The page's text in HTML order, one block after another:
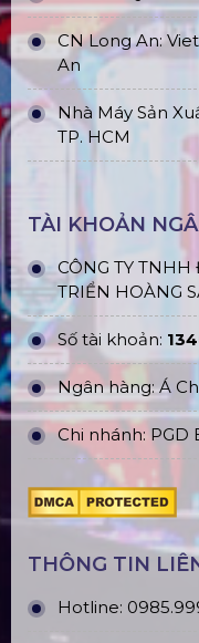
CN Long An:
An
Nhà Máy Sản
TP. HCM
TÀI KHOẢN
CÔNG TY
TRIỂN HOÀNG
Số tài khoản:
Ngân hàng: Á
Chi nhánh: PGD
THÔNG TIN
Hotline: